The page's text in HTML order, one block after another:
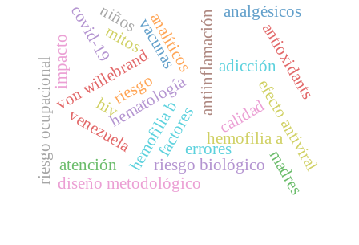
adicción
antiinflamación
hematología
errores
von willebrand
hemofilia b hemofilia a
covid-19 antioxidants
efecto antiviral
calidad
riesgo ocupacional riesgo biológico
hiv
venezuela
analíticos
atención
riesgo
factores
diseño metodológico madres
vacunas
mitos
analgésicos
impacto
niños